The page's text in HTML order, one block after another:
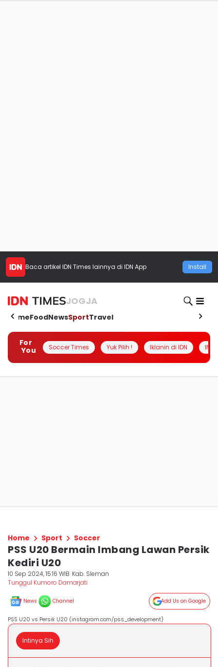
Baca artikel IDN Times lainnya di IDN App Install
JOGJA
HomeFoodNewsSportTravel
For
You
Soccer Times Yuk Pilih ! Iklanin di IDN
Home Sport Soccer
PSS U20 Bermain Imbang Lawan Persik
Kediri U20
10 Sep 2024, 15:16 WIB Kab. Sleman
Tunggul Kumoro Damarjati
News Channel Add Us on Google
PSS U20 vs Persik U20 (instagram.com/pss_development)
Intinya Sih